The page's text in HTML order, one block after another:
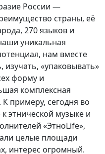
России —
страны, её
270 языков и
уникальная
нам вместе
изучать, «упаковывать»
форму и
комплексная
примеру, сегодня во
этнической музыке и
«ЭтноLife»,
целые площади
интерес огромный.